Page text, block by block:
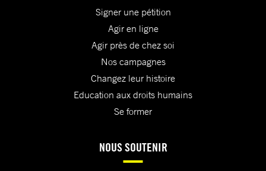
Signer une pétition
Agir en ligne
Agir près de chez soi
Nos campagnes
Changez leur histoire
Education aux droits humains
Se former
NOUS SOUTENIR